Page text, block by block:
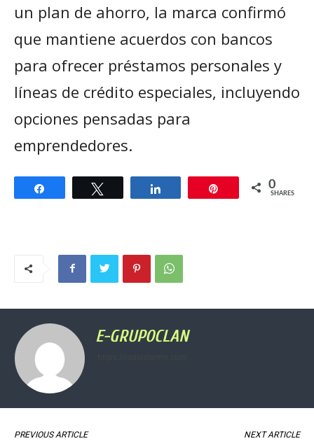
un plan de ahorro, la marca confirmó
que mantiene acuerdos con bancos
para ofrecer préstamos personales y
líneas de crédito especiales, incluyendo
opciones pensadas para
emprendedores.
0
SHARES
E-GRUPOCLAN
PREVIOUS ARTICLE NEXT ARTICLE